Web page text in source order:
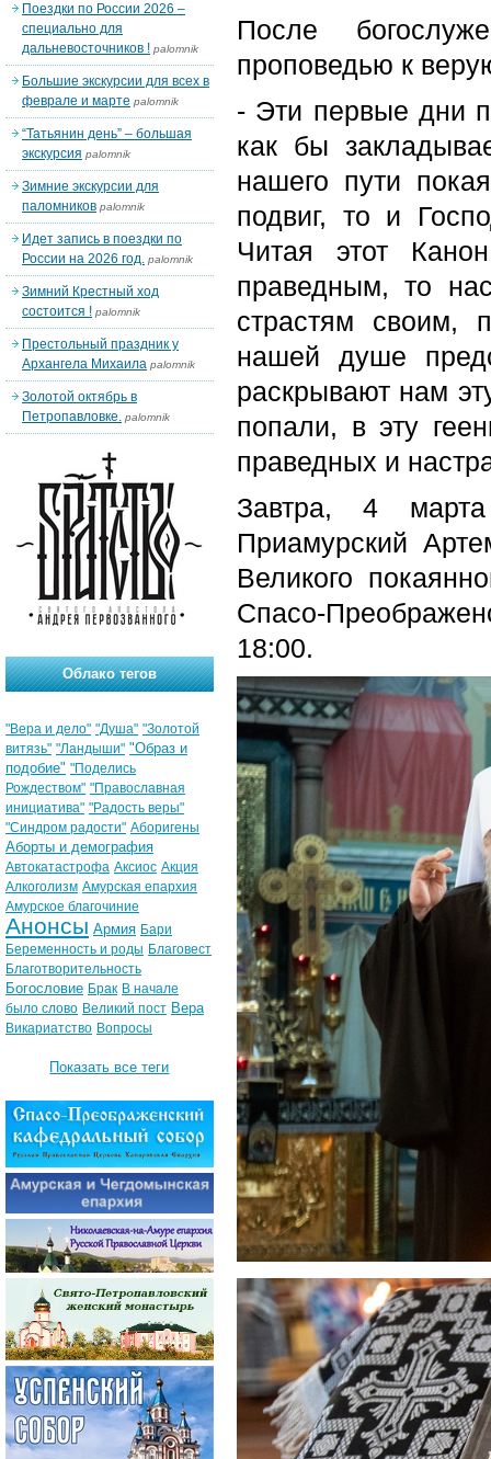
После
проповедью к
- Эти первые дни
как бы
нашего пути
подвиг, то и
Читая этот
праведным, то
страстям своим,
нашей душе
раскрывают нам
попали, в эту
праведных и
Завтра, 4
Приамурский
Великого
Спасо-
18:00.
Поездки по России 2026 –
специально для
дальневосточников ! palomnik
Большие экскурсии для всех в
феврале и марте palomnik
“Татьянин день” – большая
экскурсия palomnik
Зимние экскурсии для
паломников palomnik
Идет запись в поездки по
России на 2026 год. palomnik
Зимний Крестный ход
состоится ! palomnik
Престольный праздник у
Архангела Михаила palomnik
Золотой октябрь в
Петропавловке. palomnik
Облако тегов
"Вера и дело" "Душа" "Золотой
витязь" "Ландыши" "Образ и
подобие" "Поделись
Рождеством" "Православная
инициатива" "Радость веры"
"Синдром радости" Аборигены
Аборты и демография
Автокатастрофа Аксиос Акция
Алкоголизм Амурская епархия
Амурское благочиние
Анонсы Армия Бари
Беременность и роды Благовест
Благотворительность
Богословие Брак В начале
было слово Великий пост Вера
Викариатство Вопросы
Показать все теги